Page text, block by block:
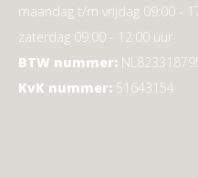
maandag t/m vrijdag 09:00 -
zaterdag 09:00 - 12:00 uur
BTW nummer:
KvK nummer: 51643154